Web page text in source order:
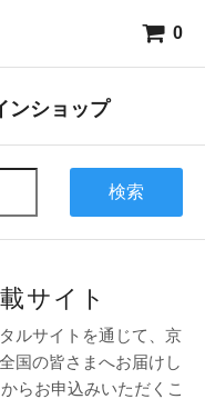
0
ンショップ
検索
サイト
ルサイトを通じて、京
国の皆さまへお届けし
らお申込みいただくこ